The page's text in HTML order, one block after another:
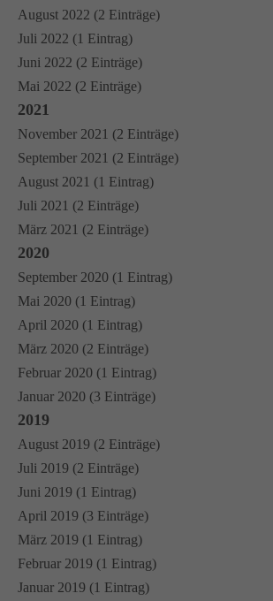
August 2022 (2 Einträge)
Juli 2022 (1 Eintrag)
Juni 2022 (2 Einträge)
Mai 2022 (2 Einträge)
2021
November 2021 (2 Einträge)
September 2021 (2 Einträge)
August 2021 (1 Eintrag)
Juli 2021 (2 Einträge)
März 2021 (2 Einträge)
2020
September 2020 (1 Eintrag)
Mai 2020 (1 Eintrag)
April 2020 (1 Eintrag)
März 2020 (2 Einträge)
Februar 2020 (1 Eintrag)
Januar 2020 (3 Einträge)
2019
August 2019 (2 Einträge)
Juli 2019 (2 Einträge)
Juni 2019 (1 Eintrag)
April 2019 (3 Einträge)
März 2019 (1 Eintrag)
Februar 2019 (1 Eintrag)
Januar 2019 (1 Eintrag)